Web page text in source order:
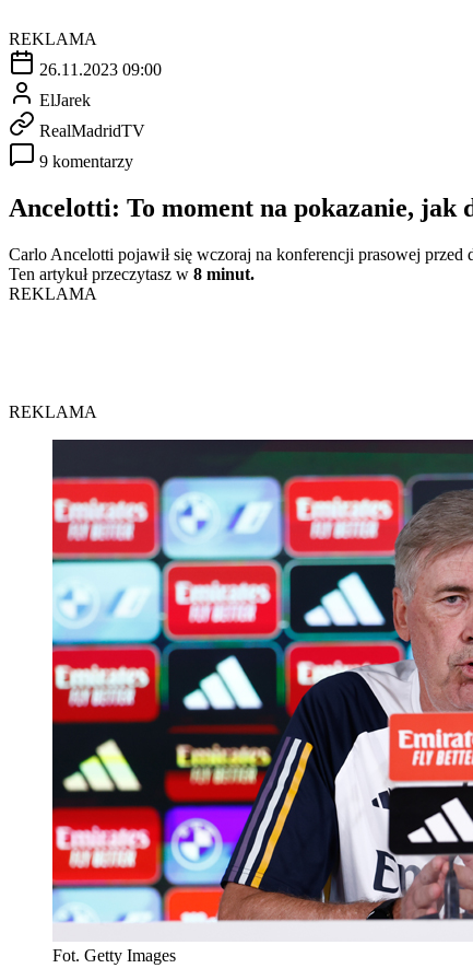
REKLAMA
26.11.2023 09:00
ElJarek
RealMadridTV
9 komentarzy
Ancelotti: To moment na pokazanie, jak
Carlo Ancelotti pojawił się wczoraj na konferencji prasowej
Ten artykuł przeczytasz w 8 minut.
REKLAMA
REKLAMA
Fot. Getty Images